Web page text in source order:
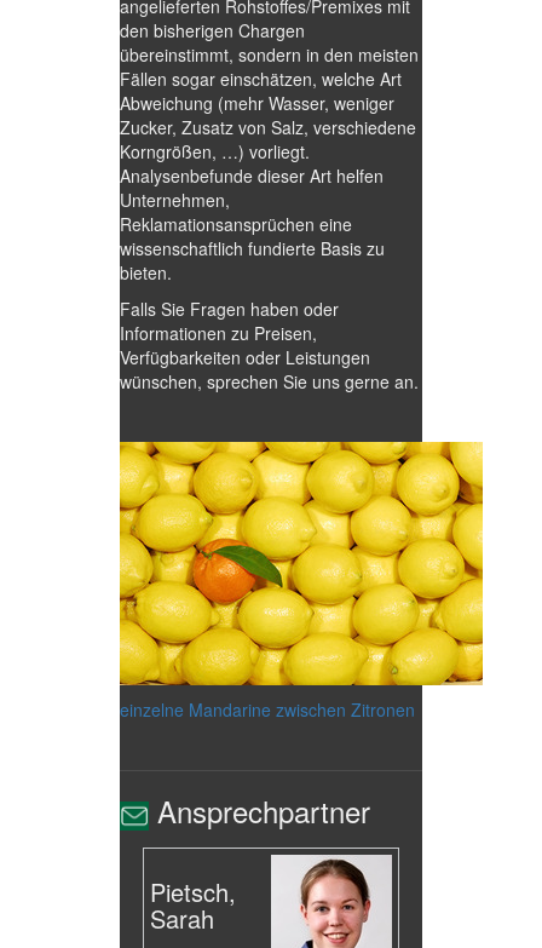
angelieferten Rohstoffes/Premixes mit
den bisherigen Chargen
übereinstimmt, sondern in den meisten
Fällen sogar einschätzen, welche Art
Abweichung (mehr Wasser, weniger
Zucker, Zusatz von Salz, verschiedene
Korngrößen, …) vorliegt.
Analysenbefunde dieser Art helfen
Unternehmen,
Reklamationsansprüchen eine
wissenschaftlich fundierte Basis zu
bieten.
Falls Sie Fragen haben oder
Informationen zu Preisen,
Verfügbarkeiten oder Leistungen
wünschen, sprechen Sie uns gerne an.
einzelne Mandarine zwischen Zitronen
Ansprechpartner
Pietsch,
Sarah